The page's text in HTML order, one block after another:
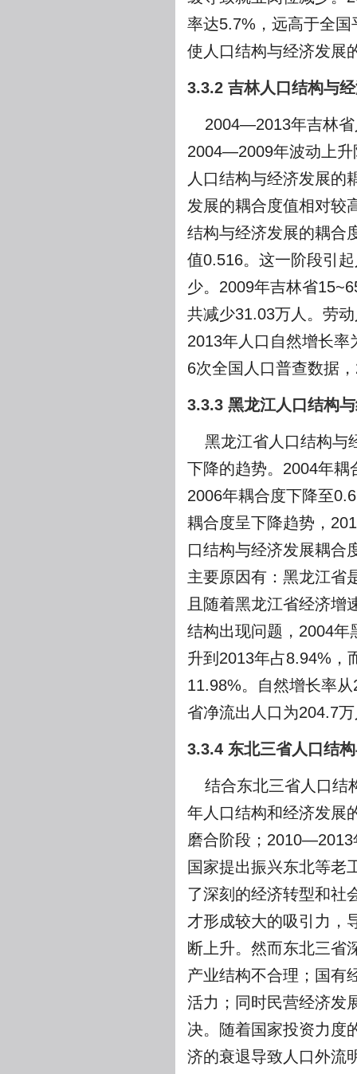
率达5.7%，远高于全
使人口结构与经济发展
3.3.2 吉林人口结构与
2004—2013年吉林省
2004—2009年波动上
人口结构与经济发展的
发展的耦合度值相对较
结构与经济发展的耦合
值0.516。这一阶段引
少。2009年吉林省
共减少31.03万人。劳
2013年人口自然增长
6次全国人口普查数据
3.3.3 黑龙江人口结构
黑龙江省人口结构与
下降的趋势。2004年耦
2006年耦合度下降至
耦合度呈下降趋势，
口结构与经济发展耦合
主要原因有：黑龙江省
且随着黑龙江省经济增
结构出现问题，2004年
升到2013年占8.94%，
11.98%。自然增长率
省净流出人口为204.7
3.3.4 东北三省人口结
结合东北三省人口结
年人口结构和经济发展
磨合阶段；2010—2013
国家提出振兴东北等老
了深刻的经济转型和社
才形成较大的吸引力，
断上升。然而东北三省
产业结构不合理；国有
活力；同时民营经济发
决。随着国家投资力度
济的衰退导致人口外流